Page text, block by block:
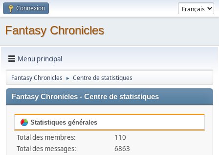
Connexion
Fantasy Chronicles
Menu principal
Fantasy Chronicles ► Centre de statistiques
Fantasy Chronicles - Centre de statistiques
Statistiques générales
Total des membres:
110
Total des messages:
6863